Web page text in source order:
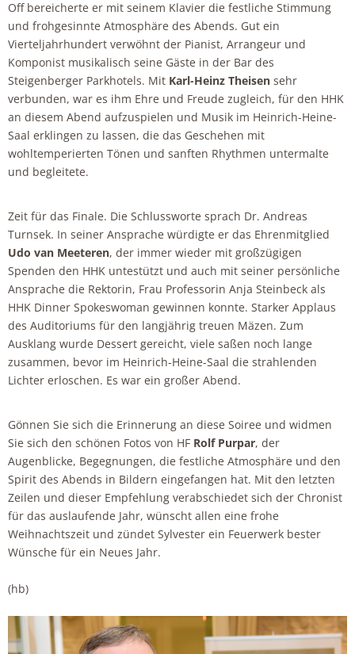
Off bereicherte er mit seinem Klavier die festliche Stimmung
und frohgesinnte Atmosphäre des Abends. Gut ein
Vierteljahrhundert verwöhnt der Pianist, Arrangeur und
Komponist musikalisch seine Gäste in der Bar des
Steigenberger Parkhotels. Mit Karl-Heinz Theisen sehr
verbunden, war es ihm Ehre und Freude zugleich, für den HHK
an diesem Abend aufzuspielen und Musik im Heinrich-Heine-
Saal erklingen zu lassen, die das Geschehen mit
wohltemperierten Tönen und sanften Rhythmen untermalte
und begleitete.
Zeit für das Finale. Die Schlussworte sprach Dr. Andreas
Turnsek. In seiner Ansprache würdigte er das Ehrenmitglied
Udo van Meeteren, der immer wieder mit großzügigen
Spenden den HHK untestützt und auch mit seiner persönliche
Ansprache die Rektorin, Frau Professorin Anja Steinbeck als
HHK Dinner Spokeswoman gewinnen konnte. Starker Applaus
des Auditoriums für den langjährig treuen Mäzen. Zum
Ausklang wurde Dessert gereicht, viele saßen noch lange
zusammen, bevor im Heinrich-Heine-Saal die strahlenden
Lichter erloschen. Es war ein großer Abend.
Gönnen Sie sich die Erinnerung an diese Soiree und widmen
Sie sich den schönen Fotos von HF Rolf Purpar, der
Augenblicke, Begegnungen, die festliche Atmosphäre und den
Spirit des Abends in Bildern eingefangen hat. Mit den letzten
Zeilen und dieser Empfehlung verabschiedet sich der Chronist
für das auslaufende Jahr, wünscht allen eine frohe
Weihnachtszeit und zündet Sylvester ein Feuerwerk bester
Wünsche für ein Neues Jahr.
(hb)